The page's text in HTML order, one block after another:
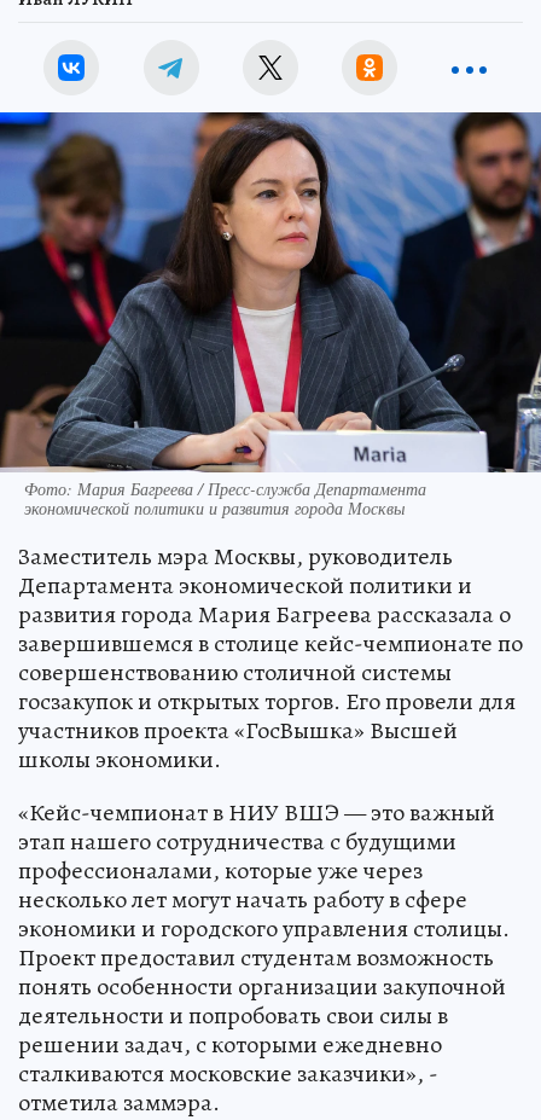
Фото: Мария Багреева / Пресс-служба Департамента
экономической политики и развития города Москвы
Заместитель мэра Москвы, руководитель
Департамента экономической политики и
развития города Мария Багреева рассказала о
завершившемся в столице кейс-чемпионате по
совершенствованию столичной системы
госзакупок и открытых торгов. Его провели для
участников проекта «ГосВышка» Высшей
школы экономики.
«Кейс-чемпионат в НИУ ВШЭ — это важный
этап нашего сотрудничества с будущими
профессионалами, которые уже через
несколько лет могут начать работу в сфере
экономики и городского управления столицы.
Проект предоставил студентам возможность
понять особенности организации закупочной
деятельности и попробовать свои силы в
решении задач, с которыми ежедневно
сталкиваются московские заказчики», -
отметила заммэра.